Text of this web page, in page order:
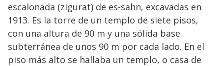
escalonada (zigurat) de es-sahn, excavadas en
1913. Es la torre de un templo de siete pisos,
con una altura de 90 m y una sólida base
subterránea de unos 90 m por cada lado. En el
piso más alto se hallaba un templo, o casa de